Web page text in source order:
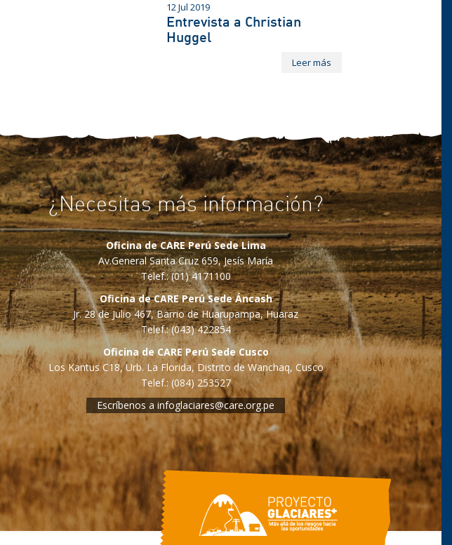
12 Jul 2019
Entrevista a Christian
Huggel
Leer más
¿Necesitas más información?
Oficina de CARE Perú Sede Lima
Av.General Santa Cruz 659, Jesís María
Telef.: (01) 4171100
Oficina de CARE Perú Sede Áncash
Jr. 28 de Julio 467, Barrio de Huarupampa, Huaraz
Telef.: (043) 422854
Oficina de CARE Perú Sede Cusco
Los Kantus C18, Urb. La Florida, Distrito de Wanchaq, Cusco
Telef.: (084) 253527
Escríbenos a infoglaciares@care.org.pe